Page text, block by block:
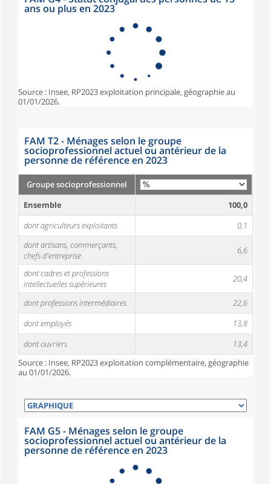
ans ou plus en 2023
Source : Insee, RP2023 exploitation principale, géographie au
01/01/2026.
FAM T2 - Ménages selon le groupe
socioprofessionnel actuel ou antérieur de la
personne de référence en 2023
Groupe socioprofessionnel
Ensemble
100,0
dont agriculteurs exploitants
0,1
dont artisans, commerçants,
chefs d'entreprise
6,6
dont cadres et professions
intellectuelles supérieures
20,4
dont professions intermédiaires
22,6
dont employés
13,8
dont ouvriers
13,4
Source : Insee, RP2023 exploitation complémentaire, géographie
au 01/01/2026.
FAM G5 - Ménages selon le groupe
socioprofessionnel actuel ou antérieur de la
personne de référence en 2023